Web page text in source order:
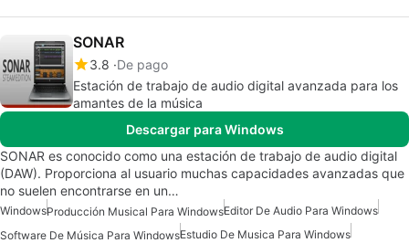
SONAR
3.8 De pago
Estación de trabajo de audio digital avanzada para los
amantes de la música
Descargar para Windows
SONAR es conocido como una estación de trabajo de audio digital
(DAW). Proporciona al usuario muchas capacidades avanzadas que
no suelen encontrarse en un…
WindowsProducción Musical Para WindowsEditor De Audio Para Windows
Software De Música Para WindowsEstudio De Musica Para Windows